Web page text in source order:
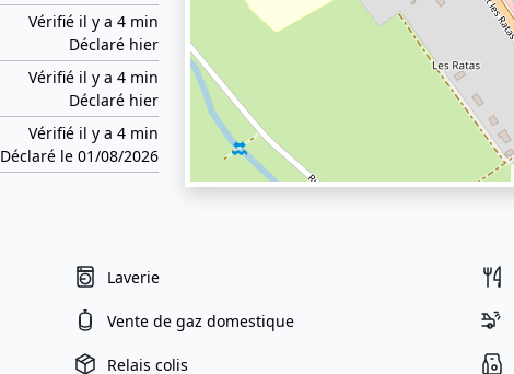
Vérifié il y a 4 min
Déclaré hier
Vérifié il y a 4 min
Déclaré hier
Vérifié il y a 4 min
Déclaré le 01/08/2026
Laverie
Vente de gaz domestique
Relais colis